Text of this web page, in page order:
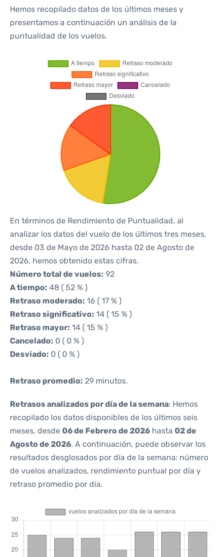
Hemos recopilado datos de los últimos meses y
presentamos a continuación un análisis de la
puntualidad de los vuelos.
En términos de Rendimiento de Puntualidad, al
analizar los datos del vuelo de los últimos tres meses,
desde 03 de Mayo de 2026 hasta 02 de Agosto de
2026, hemos obtenido estas cifras.
Número total de vuelos: 92
A tiempo: 48 ( 52 % )
Retraso moderado: 16 ( 17 % )
Retraso significativo: 14 ( 15 % )
Retraso mayor: 14 ( 15 % )
Cancelado: 0 ( 0 % )
Desviado: 0 ( 0 % )
Retraso promedio: 29 minutos.
Retrasos analizados por día de la semana: Hemos
recopilado los datos disponibles de los últimos seis
meses, desde 06 de Febrero de 2026 hasta 02 de
Agosto de 2026. A continuación, puede observar los
resultados desglosados por día de la semana: número
de vuelos analizados, rendimiento puntual por día y
retraso promedio por día.